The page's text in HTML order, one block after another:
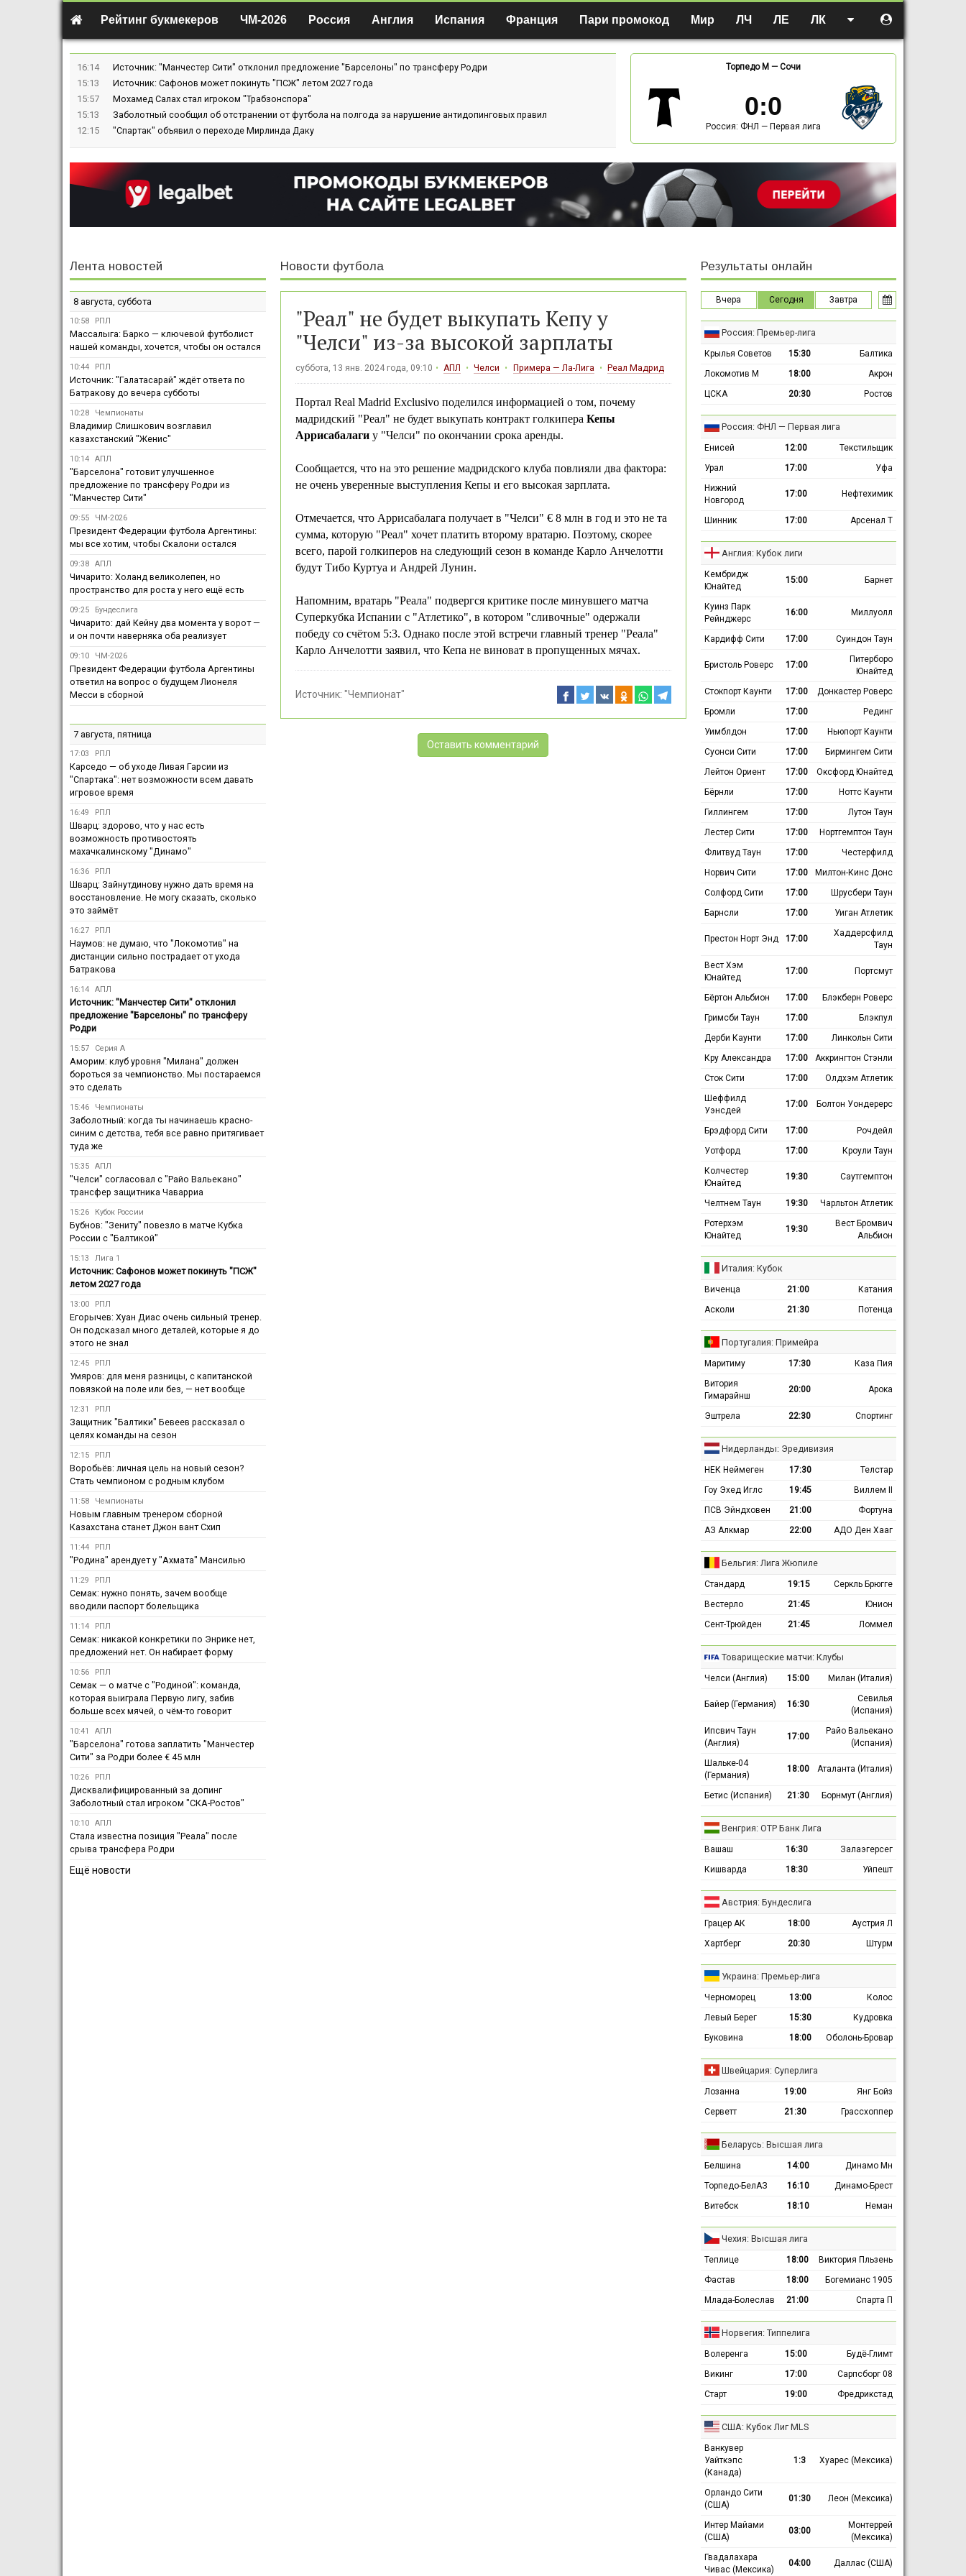
Рейтинг букмекеров ЧМ-2026 Россия Англия Испания Франция Пари промокод Мир ЛЧ ЛЕ ЛК
16:14
Источник: "Манчестер Сити" отклонил предложение "Барселоны" по трансферу Родри
15:13
Источник: Сафонов может покинуть "ПСЖ" летом 2027 года
15:57
Мохамед Салах стал игроком "Трабзонспора"
15:13
Заболотный сообщил об отстранении от футбола на полгода за нарушение антидопинговых правил
12:15
"Спартак" объявил о переходе Мирлинда Даку
Торпедо М — Сочи
0:0
Россия: ФНЛ — Первая лига
Новости футбола
"Реал" не будет выкупать Кепу у
"Челси" из-за высокой зарплаты
суббота, 13 янв. 2024 года, 09:10 АПЛ Челси Примера — Ла-Лига Реал Мадрид
Портал Real Madrid Exclusivo поделился информацией о том, почему
мадридский "Реал" не будет выкупать контракт голкипера Кепы
Аррисабалагиу "Челси" по окончании срока аренды.
Сообщается, что на это решение мадридского клуба повлияли два фактора:
не очень уверенные выступления Кепы и его высокая зарплата.
Отмечается, что Аррисабалага получает в "Челси" € 8 млн в год и это не та
сумма, которую "Реал" хочет платить второму вратарю. Поэтому, скорее
всего, парой голкиперов на следующий сезон в команде Карло Анчелотти
будут Тибо Куртуа и Андрей Лунин.
Напомним, вратарь "Реала" подвергся критике после минувшего матча
Суперкубка Испании с "Атлетико", в котором "сливочные" одержали
победу со счётом 5:3. Однако после этой встречи главный тренер "Реала"
Карло Анчелотти заявил, что Кепа не виноват в пропущенных мячах.
Источник: "Чемпионат"
Оставить комментарий
Лента новостей
8 августа, суббота
10:58 РПЛ
Массалыга: Барко — ключевой футболист
нашей команды, хочется, чтобы он остался
10:44 РПЛ
Источник: "Галатасарай" ждёт ответа по
Батракову до вечера субботы
10:28 Чемпионаты
Владимир Слишкович возглавил
казахстанский "Женис"
10:14 АПЛ
"Барселона" готовит улучшенное
предложение по трансферу Родри из
"Манчестер Сити"
09:55 ЧМ-2026
Президент Федерации футбола Аргентины:
мы все хотим, чтобы Скалони остался
09:38 АПЛ
Чичарито: Холанд великолепен, но
пространство для роста у него ещё есть
09:25 Бундеслига
Чичарито: дай Кейну два момента у ворот —
и он почти наверняка оба реализует
09:10 ЧМ-2026
Президент Федерации футбола Аргентины
ответил на вопрос о будущем Лионеля
Месси в сборной
7 августа, пятница
17:03 РПЛ
Карседо — об уходе Ливая Гарсии из
"Спартака": нет возможности всем давать
игровое время
16:49 РПЛ
Шварц: здорово, что у нас есть
возможность противостоять
махачкалинскому "Динамо"
16:36 РПЛ
Шварц: Зайнутдинову нужно дать время на
восстановление. Не могу сказать, сколько
это займёт
16:27 РПЛ
Наумов: не думаю, что "Локомотив" на
дистанции сильно пострадает от ухода
Батракова
16:14 АПЛ
Источник: "Манчестер Сити" отклонил
предложение "Барселоны" по трансферу
Родри
15:57 Серия А
Аморим: клуб уровня "Милана" должен
бороться за чемпионство. Мы постараемся
это сделать
15:46 Чемпионаты
Заболотный: когда ты начинаешь красно-
синим с детства, тебя все равно притягивает
туда же
15:35 АПЛ
"Челси" согласовал с "Райо Вальекано"
трансфер защитника Чаварриа
15:26 Кубок России
Бубнов: "Зениту" повезло в матче Кубка
России с "Балтикой"
15:13 Лига 1
Источник: Сафонов может покинуть "ПСЖ"
летом 2027 года
13:00 РПЛ
Егорычев: Хуан Диас очень сильный тренер.
Он подсказал много деталей, которые я до
этого не знал
12:45 РПЛ
Умяров: для меня разницы, с капитанской
повязкой на поле или без, — нет вообще
12:31 РПЛ
Защитник "Балтики" Бевеев рассказал о
целях команды на сезон
12:15 РПЛ
Воробьёв: личная цель на новый сезон?
Стать чемпионом с родным клубом
11:58 Чемпионаты
Новым главным тренером сборной
Казахстана станет Джон вант Схип
11:44 РПЛ
"Родина" арендует у "Ахмата" Мансилью
11:29 РПЛ
Семак: нужно понять, зачем вообще
вводили паспорт болельщика
11:14 РПЛ
Семак: никакой конкретики по Энрике нет,
предложений нет. Он набирает форму
10:56 РПЛ
Семак — о матче с "Родиной": команда,
которая выиграла Первую лигу, забив
больше всех мячей, о чём-то говорит
10:41 АПЛ
"Барселона" готова заплатить "Манчестер
Сити" за Родри более € 45 млн
10:26 РПЛ
Дисквалифицированный за допинг
Заболотный стал игроком "СКА-Ростов"
10:10 АПЛ
Стала известна позиция "Реала" после
срыва трансфера Родри
Ещё новости
Результаты онлайн
Вчера Сегодня Завтра
Россия: Премьер-лига
Крылья Советов 15:30
Балтика
Локомотив М
18:00
Акрон
ЦСКА
20:30 Ростов
Россия: ФНЛ — Первая лига
Енисей 12:00
Текстильщик
Урал
17:00
Уфа
Нижний
Новгород
17:00 Нефтехимик
Шинник 17:00 Арсенал Т
Англия: Кубок лиги
Кембридж
Юнайтед
15:00 Барнет
Куинз Парк
Рейнджерс
16:00 Миллуолл
Кардифф Сити 17:00 Суиндон Таун
Бристоль Роверс 17:00
Питерборо
Юнайтед
Стокпорт Каунти
17:00
Донкастер Роверс
Бромли
17:00
Рединг
Уимблдон
17:00
Ньюпорт Каунти
Суонси Сити
17:00
Бирмингем Сити
Лейтон Ориент
17:00
Оксфорд Юнайтед
Бёрнли
17:00
Ноттс Каунти
Гиллингем
17:00
Лутон Таун
Лестер Сити
17:00
Нортгемптон Таун
Флитвуд Таун
17:00
Честерфилд
Норвич Сити
17:00
Милтон-Кинс Донс
Солфорд Сити
17:00
Шрусбери Таун
Барнсли
17:00 Уиган Атлетик
Престон Норт Энд 17:00
Хаддерсфилд
Таун
Вест Хэм
Юнайтед
17:00 Портсмут
Бёртон Альбион 17:00
Блэкберн Роверс
Гримсби Таун
17:00
Блэкпул
Дерби Каунти
17:00
Линкольн Сити
Кру Александра
17:00
Аккрингтон Стэнли
Сток Сити
17:00
Олдхэм Атлетик
Шеффилд
Уэнсдей
17:00 Болтон Уондерерс
Брэдфорд Сити 17:00
Рочдейл
Уотфорд
17:00
Кроули Таун
Колчестер
Юнайтед
19:30 Саутгемптон
Челтнем Таун 19:30
Чарльтон Атлетик
Ротерхэм
Юнайтед
19:30
Вест Бромвич
Альбион
Италия: Кубок
Виченца 21:00
Катания
Асколи
21:30 Потенца
Португалия: Примейра
Маритиму 17:30
Каза Пия
Витория
Гимарайнш
20:00 Арока
Эштрела 22:30 Спортинг
Нидерланды: Эредивизия
НЕК Неймеген 17:30
Телстар
Гоу Эхед Иглс
19:45
Виллем II
ПСВ Эйндховен
21:00
Фортуна
АЗ Алкмар
22:00 АДО Ден Хааг
Бельгия: Лига Жюпиле
Стандард 19:15
Серкль Брюгге
Вестерло
21:45
Юнион
Сент-Трюйден
21:45 Ломмел
Товарищеские матчи: Клубы
Челси (Англия) 15:00 Милан (Италия)
Байер (Германия) 16:30
Севилья
(Испания)
Ипсвич Таун
(Англия)
17:00
Райо Вальекано
(Испания)
Шальке-04
(Германия)
18:00 Аталанта (Италия)
Бетис (Испания) 21:30 Борнмут (Англия)
Венгрия: ОТР Банк Лига
Вашаш 16:30
Залаэгерсег
Кишварда
18:30 Уйпешт
Австрия: Бундеслига
Грацер АК 18:00
Аустрия Л
Хартберг
20:30 Штурм
Украина: Премьер-лига
Черноморец 13:00
Колос
Левый Берег
15:30
Кудровка
Буковина
18:00 Оболонь-Бровар
Швейцария: Суперлига
Лозанна 19:00
Янг Бойз
Серветт
21:30 Грассхоппер
Беларусь: Высшая лига
Белшина 14:00
Динамо Мн
Торпедо-БелАЗ
16:10
Динамо-Брест
Витебск
18:10 Неман
Чехия: Высшая лига
Теплице 18:00
Виктория Пльзень
Фастав
18:00
Богемианс 1905
Млада-Болеслав
21:00 Спарта П
Норвегия: Типпелига
Волеренга 15:00
Будё-Глимт
Викинг
17:00
Сарпсборг 08
Старт
19:00 Фредрикстад
США: Кубок Лиг MLS
Ванкувер
Уайткэпс
(Канада)
1:3 Хуарес (Мексика)
Орландо Сити
(США)
01:30 Леон (Мексика)
Интер Майами
(США)
03:00
Монтеррей
(Мексика)
Гвадалахара
Чивас (Мексика)
04:00 Даллас (США)